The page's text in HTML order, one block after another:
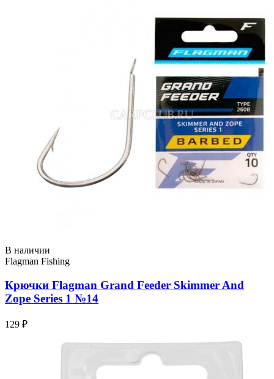
В наличии
Flagman Fishing
Крючки Flagman Grand Feeder Skimmer And
Zope Series 1 №14
129 ₽